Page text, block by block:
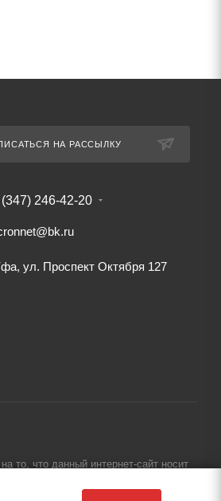
НА РАССЫЛКУ
246-42-20
ул. Проспект Октября 127
что данный интернет-сайт носит